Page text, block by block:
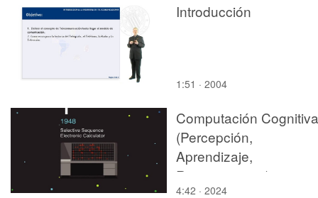
Introducción
1:51 · 2004
Computación Cognitiva
(Percepción,
Aprendizaje,
Razonamiento)
4:42 · 2024